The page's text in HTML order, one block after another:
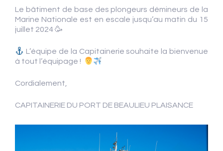
Le bâtiment de base des plongeurs démineurs de la
Marine Nationale est en escale jusqu’au matin du 15
juillet 2024 🥳
L’équipe de la Capitainerie souhaite la bienvenue
à tout l’équipage !
Cordialement,
CAPITAINERIE DU PORT DE BEAULIEU PLAISANCE